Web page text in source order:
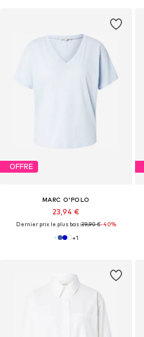
OFFRE
MARC O'POLO
23,94 €
Dernier prix le plus bas :39,90 €-40%
+1